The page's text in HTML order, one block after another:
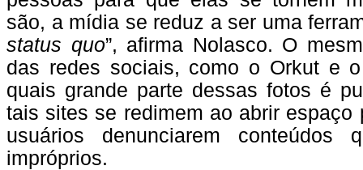
são, a mídia se reduz a ser uma
status quo”, afirma Nolasco. O
das redes sociais, como o Orkut e
quais grande parte dessas fotos é
tais sites se redimem ao abrir espaço
usuários denunciarem conteúdos
impróprios.